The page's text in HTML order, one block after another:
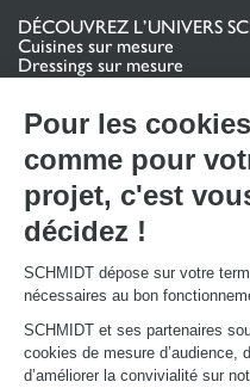
Pour les cookies
comme pour
projet, c'est
décidez !
SCHMIDT dépose sur votre
nécessaires au bon
SCHMIDT et ses partenaires
cookies de mesure d’audience,
d’améliorer la convivialité sur
DÉCOUVREZ L’UNIVERS
Cuisines sur mesure
Dressings sur mesure
Meubles et rangements sur
Schmidt pour les pros
VOTRE PROJET
Mon espace projet
Configurer en 3D
Nous contacter
Trouver mon magasin
Le club by Schmidt
PRENDRE RENDEZ-